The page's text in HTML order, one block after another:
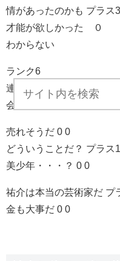
情があったのかも プラス3
才能が欲しかった ０
わからない
ランク6
連絡を取ってみろ 0 0
会うだけ会え 0 0
売れそうだ 0 0
どういうことだ？ プラス
美少年・・・？ 0 0
祐介は本当の芸術家だ プ
金も大事だ 0 0